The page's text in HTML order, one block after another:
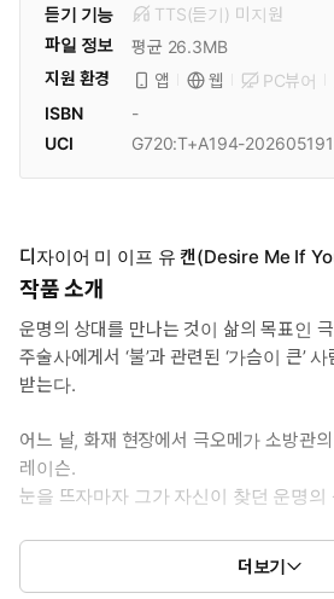
듣기 기능
TTS(듣기) 미 지원
파일 정보
평균 26.3MB
지원 환경
앱 웹 PC뷰어
ISBN
-
UCI
G720:T+A194-
디자이어 미 이프 유 캔(Desire Me If
작품 소개
운명의 상대를 만나는 것이 삶의 목표인
주술사에게서 ‘불’과 관련된 ‘가슴이 큰’
받는다.
어느 날, 화재 현장에서 극오메가 소방관
레이슨.
눈을 뜨자마자 그가 자신이 찾던 운명의
그를 찾기 위해 소방서에 취직하지만
첫날부터 동료 소방관인 데인과 크게 싸
더보기